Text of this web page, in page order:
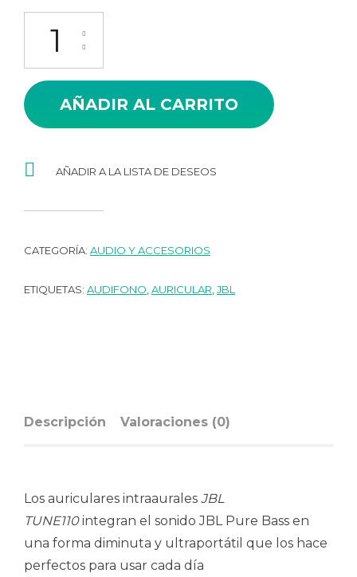
AÑADIR AL CARRITO
AÑADIR A LA LISTA DE DESEOS
CATEGORÍA: AUDIO Y ACCESORIOS
ETIQUETAS: AUDIFONO AURICULAR JBL
Descripción Valoraciones (0)
Los auriculares intraaurales JBL
TUNE110integran el sonido JBL Pure Bass en
una forma diminuta y ultraportátil que los hace
perfectos para usar cada día